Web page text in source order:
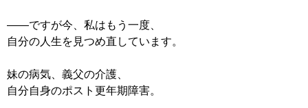
——ですが今、私はもう一度、
自分の人生を見つめ直しています。
妹の病気、義父の介護、
自分自身のポスト更年期障害。